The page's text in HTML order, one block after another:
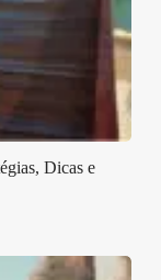
Dicas e